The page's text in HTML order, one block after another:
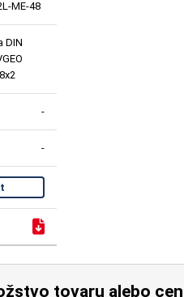
ME-48
DIN
-
-
tovaru alebo